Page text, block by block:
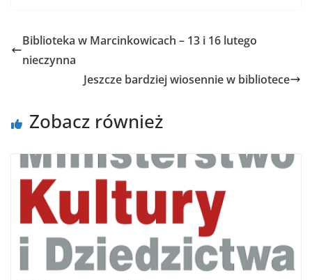
Biblioteka w Marcinkowicach – 13 i 16 lutego
nieczynna
Jeszcze bardziej wiosennie w bibliotece
Zobacz również